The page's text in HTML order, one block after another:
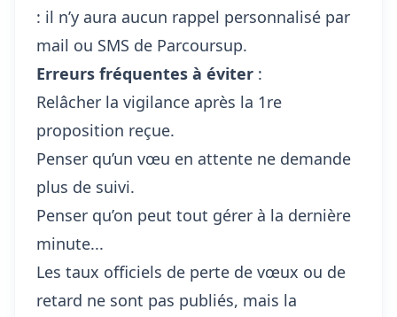
: il n’y aura aucun rappel personnalisé par
mail ou SMS de Parcoursup.
Erreurs fréquentes à éviter :
Relâcher la vigilance après la 1re
proposition reçue.
Penser qu’un vœu en attente ne demande
plus de suivi.
Penser qu’on peut tout gérer à la dernière
minute...
Les taux officiels de perte de vœux ou de
retard ne sont pas publiés, mais la